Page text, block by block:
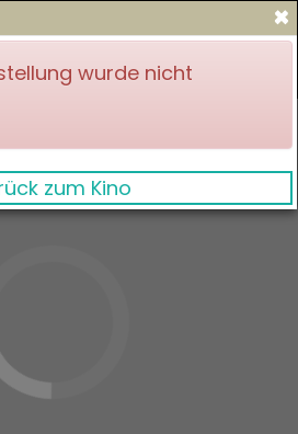
×
wurde nicht
zum Kino